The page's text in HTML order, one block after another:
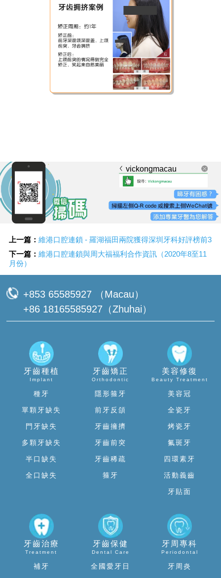
vickongmacau
上一篇： 維港口腔連鎖 - 羅湖福田兩院獲得深圳牙科好評榜前3
下一篇： 維港口腔連鎖與周大福福利合作資訊（2020年8至11
月份）
+853 65585927 （Macau）
+86 18165585927（Zhuhai）
牙齒種植
Implant
種牙
單顆牙缺失
門牙缺失
多顆牙缺失
半口缺失
全口缺失
牙齒矯正
Orthodontic
隱形箍牙
前牙反頜
牙齒擁擠
牙齒前突
牙齒稀疏
箍牙
美容修復
Beauty Treatment
美容冠
全瓷牙
烤瓷牙
氟斑牙
四環素牙
活動義齒
牙貼面
牙齒治療
Treatment
補牙
牙齒保健
Dental Care
全國愛牙日
牙周專科
Periodontal
牙周炎